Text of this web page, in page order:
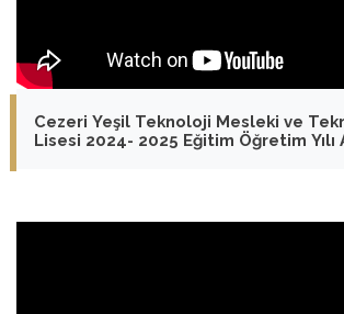
Cezeri Yeşil Teknoloji Mesleki ve
Lisesi 2024- 2025 Eğitim Öğretim Yılı